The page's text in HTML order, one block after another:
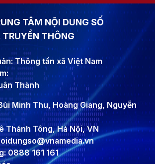
TÂM NỘI DUNG SỐ
TRUYỀN THÔNG
Thông tấn xã Việt Nam
Thành
Minh Thu, Hoàng Giang, Nguyễn
Thánh Tông, Hà Nội, VN
0888 161 161